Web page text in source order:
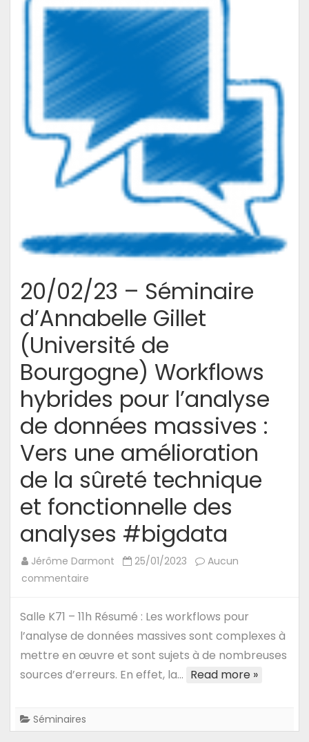
Evaluation
20/02/23 – Séminaire
d’Annabelle Gillet
(Université de
Bourgogne) Workflows
hybrides pour l’analyse
de données massives :
Vers une amélioration
de la sûreté technique
et fonctionnelle des
analyses #bigdata
Jérôme Darmont 25/01/2023
Aucun
commentaire
–
Séminaire
(Université
Workflows
Salle K71 – 11h Résumé : Les workflows pour
l’analyse de données massives sont complexes à
mettre en œuvre et sont sujets à de nombreuses
sources d’erreurs. En effet, la… Read more »
Séminaires